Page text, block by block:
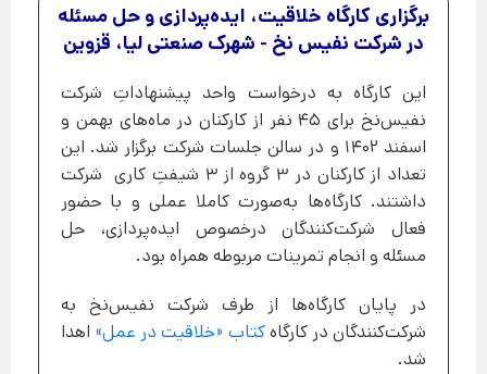
برگزاری کارگاه خلاقیت، ایده‌پردازی و حل مسئله
در شرکت نفیس نخ - شهرک صنعتی لیا، قزوین
این کارگاه به درخواست واحد پیشنهاداتِ شرکت
نفیس‌نخ برای 45 نفر از کارکنان در ماه‌های بهمن و
اسفند 1402 و در سالن جلسات شرکت برگزار شد. این
تعداد از کارکنان در 3 گروه از 3 شیفتِ کاری شرکت
داشتند. کارگاه‌ها به‌صورت کاملا عملی و با حضور
فعال شرکت‌کنندگان درخصوص ایده‌پردازی، حل
مسئله و انجام تمرینات مربوطه همراه بود.
در پایان کارگاه‌ها از طرف شرکت نفیس‌نخ به
شرکت‌کنندگان در کارگاهکتاب «خلاقیت در عمل» اهدا
شد.